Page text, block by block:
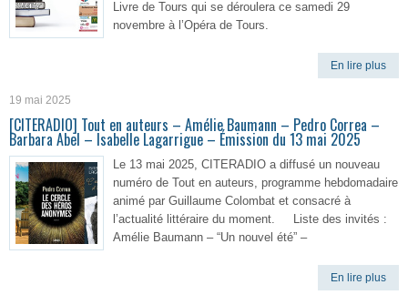
Livre de Tours qui se déroulera ce samedi 29
novembre à l’Opéra de Tours.
En lire plus
19 mai 2025
[CITERADIO] Tout en auteurs – Amélie Baumann – Pedro Correa –
Barbara Abel – Isabelle Lagarrigue – Émission du 13 mai 2025
Le 13 mai 2025, CITERADIO a diffusé un nouveau
numéro de Tout en auteurs, programme hebdomadaire
animé par Guillaume Colombat et consacré à
l’actualité littéraire du moment. Liste des invités :
Amélie Baumann – “Un nouvel été” –
En lire plus